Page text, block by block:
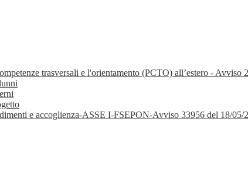
trasversali e l'orientamento (PCTO) all’estero -
e accoglienza-ASSE I-FSEPON-Avviso 33956 del 18/